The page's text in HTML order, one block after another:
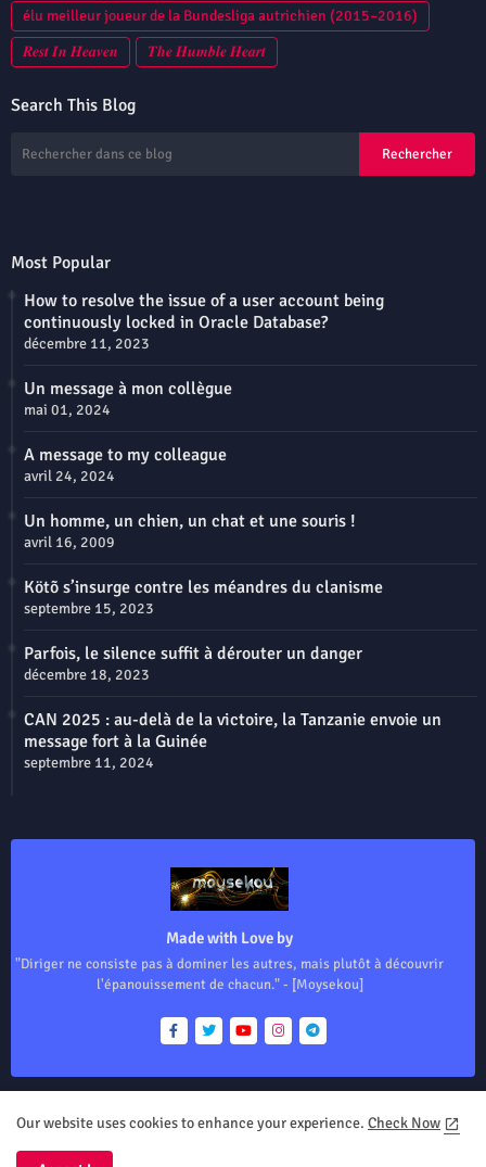
élu meilleur joueur de la Bundesliga autrichien (2015–2016)
𝑹𝒆𝒔𝒕 𝑰𝒏 𝑯𝒆𝒂𝒗𝒆𝒏
𝑻𝒉𝒆 𝑯𝒖𝒎𝒃𝒍𝒆 𝑯𝒆𝒂𝒓𝒕
Search This Blog
Most Popular
How to resolve the issue of a user account being
continuously locked in Oracle Database?
décembre 11, 2023
Un message à mon collègue
mai 01, 2024
A message to my colleague
avril 24, 2024
Un homme, un chien, un chat et une souris !
avril 16, 2009
Kötõ s’insurge contre les méandres du clanisme
septembre 15, 2023
Parfois, le silence suffit à dérouter un danger
décembre 18, 2023
CAN 2025 : au-delà de la victoire, la Tanzanie envoie un
message fort à la Guinée
septembre 11, 2024
Made with Love by
"Diriger ne consiste pas à dominer les autres, mais plutôt à découvrir
l'épanouissement de chacun." - [Moysekou]
Home About Contact
Our website uses cookies to enhance your experience. Check Now